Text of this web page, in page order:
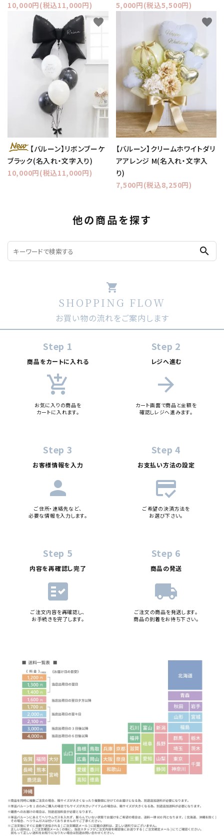
10,000円(税込11,000円) 5,000円(税込5,500円)
【バルーン】リボンブーケ
ブラック(名入れ・文字入り)
10,000円(税込11,000円)
favorite
【バルーン】クリームホワイトダリ
アアレンジ M(名入れ・文字入
り)
7,500円(税込8,250円)
favorite
他の商品を探す
search
shopping_cart
SHOPPING FLOW
お買い物の流れをご案内します
Step 1
商品をカートに入れる
add_shopping_cart
お気に入りの商品を
カートに入れます。
Step 2
レジへ進む
arrow_forward
カート画面で商品と金額を
確認しレジへ進みます。
Step 3
お客様情報を入力
person
ご住所・連絡先など、
必要な情報を入力します。
Step 4
お支払い方法の設定
credit_score
ご希望の決済方法を
お選び下さい。
Step 5
内容を再確認し完了
fact_check
ご注文内容を再確認し、
お手続きを完了します。
Step 6
商品の発送
local_shipping
ご注文の商品を発送します。
商品の到着をお待ち下さい。